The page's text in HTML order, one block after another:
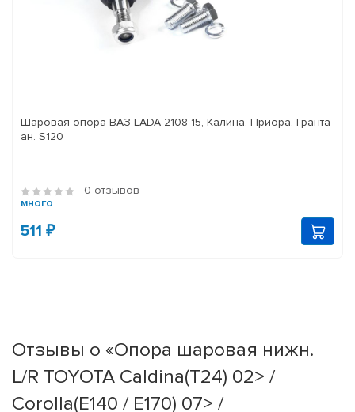
Шаровая опора ВАЗ LADA 2108-15, Калина, Приора, Гранта
ан. S120
0 отзывов
много
511 ₽
Отзывы о «Опора шаровая нижн.
L/R TOYOTA Caldina(T24) 02> /
Corolla(E140 / E170) 07> /